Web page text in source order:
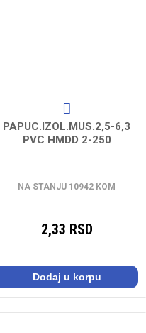
PAPUC.IZOL.MUS.2,5-6,3
PVC HMDD 2-250
NA STANJU 10942 KOM
2,33 RSD
Dodaj u korpu